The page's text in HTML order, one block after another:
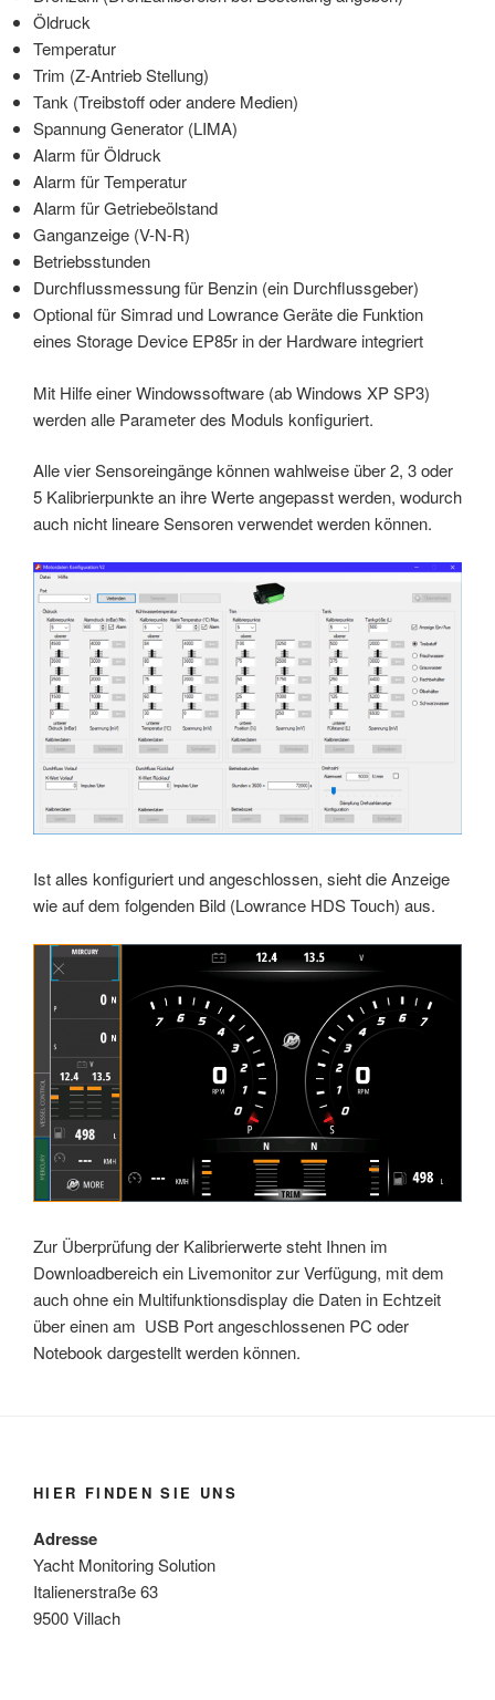
Öldruck
Temperatur
Trim (Z-Antrieb Stellung)
Tank (Treibstoff oder andere Medien)
Spannung Generator (LIMA)
Alarm für Öldruck
Alarm für Temperatur
Alarm für Getriebeölstand
Ganganzeige (V-N-R)
Betriebsstunden
Durchflussmessung für Benzin (ein Durchflussgeber)
Optional für Simrad und Lowrance Geräte die Funktion
eines Storage Device EP85r in der Hardware integriert
Mit Hilfe einer Windowssoftware (ab Windows XP SP3)
werden alle Parameter des Moduls konfiguriert.
Alle vier Sensoreingänge können wahlweise über 2, 3 oder
5 Kalibrierpunkte an ihre Werte angepasst werden, wodurch
auch nicht lineare Sensoren verwendet werden können.
Ist alles konfiguriert und angeschlossen, sieht die Anzeige
wie auf dem folgenden Bild (Lowrance HDS Touch) aus.
Zur Überprüfung der Kalibrierwerte steht Ihnen im
Downloadbereich ein Livemonitor zur Verfügung, mit dem
auch ohne ein Multifunktionsdisplay die Daten in Echtzeit
über einen am USB Port angeschlossenen PC oder
Notebook dargestellt werden können.
HIER FINDEN SIE UNS
Adresse
Yacht Monitoring Solution
Italienerstraße 63
9500 Villach